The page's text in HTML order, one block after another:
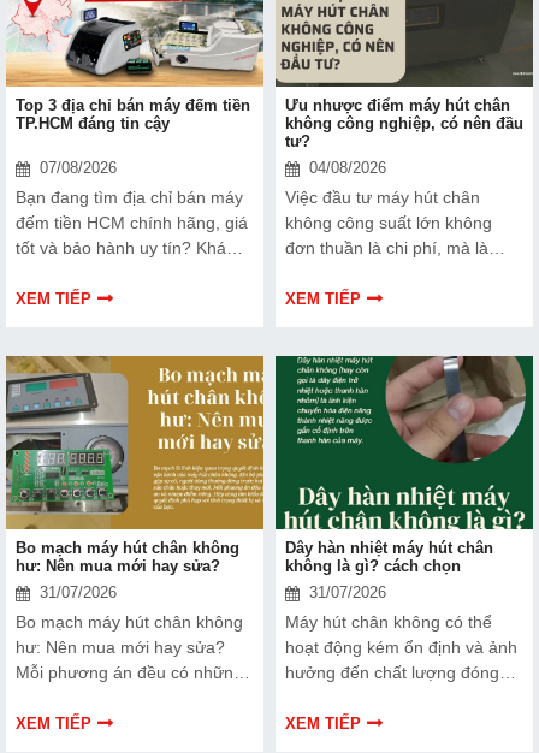
Top 3 địa chỉ bán máy đếm tiền
TP.HCM đáng tin cậy
07/08/2026
Bạn đang tìm địa chỉ bán máy
đếm tiền HCM chính hãng, giá
tốt và bảo hành uy tín? Khám
nhiều doanh nghiệp, cửa hàng
XEM TIẾP
Ưu nhược điểm máy hút chân
không công nghiệp, có nên đầu
tư?
04/08/2026
Việc đầu tư máy hút chân
không công suất lớn không
đơn thuần là chi phí, mà là
sản phẩm và nâng cao vị thế
điểm của thiết bị này để có
thêm thông tin và giúp bạn đưa
ra lựa chọn phù hợp, hiệu quả
hơn nhé!
XEM TIẾP
Bo mạch máy hút chân không
hư: Nên mua mới hay sửa?
31/07/2026
Bo mạch máy hút chân không
hư: Nên mua mới hay sửa?
Mỗi phương án đều có những
cùng tìm hiểu để đưa ra quyết
XEM TIẾP
Dây hàn nhiệt máy hút chân
không là gì? cách chọn
31/07/2026
Máy hút chân không có thể
hoạt động kém ổn định và ảnh
hưởng đến chất lượng đóng
Bài viết dưới đây sẽ giúp bạn
XEM TIẾP